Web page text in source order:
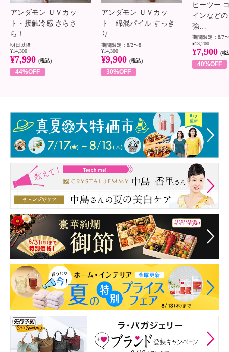
アンダモン ＵＶカッ
ト・接触冷感 さらさ
ら！…
明日以降
¥14,300
¥7,990 (税込)
44%OFF
アンダモン ＵＶカッ
ト 綿混パイル すっき
り…
期間限定：8/2〜8
¥14,300
¥9,900 (税込)
30%OFF
ピーツー
インなど
強…
期間限定：8/7
¥13,200
¥7,900 (税
40%OFF